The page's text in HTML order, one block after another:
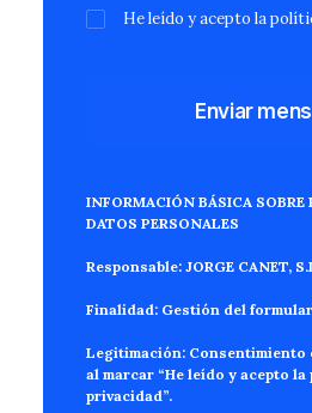
He leído y acepto la
INFORMACIÓN BÁSICA SOBRE
DATOS PERSONALES
Responsable: JORGE CANET,
Finalidad: Gestión del
Legitimación: Consentimiento
al marcar “He leído y acepto
privacidad”.